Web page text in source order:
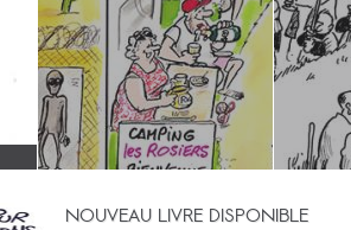
NOUVEAU LIVRE DISPONIBLE